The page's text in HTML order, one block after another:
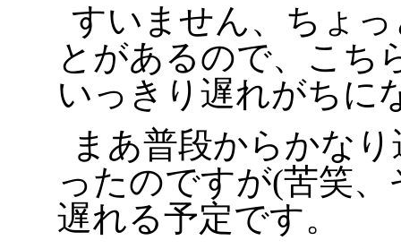
すいません、ちょ
とがあるので、こち
いっきり遅れがちに
まあ普段からかな
ったのですが(苦笑
遅れる予定です。